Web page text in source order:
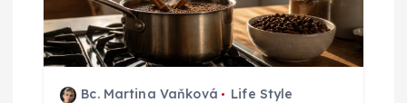
o
p
Bc. Martina Vaňková Life Style